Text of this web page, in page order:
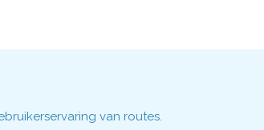
van routes.